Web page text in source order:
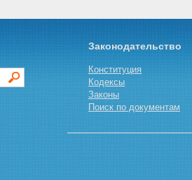
Законодательство
Конституция
Кодексы
Законы
Поиск по документам